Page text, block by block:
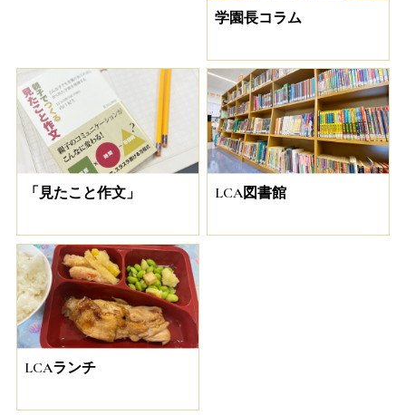
学園長コラム
「見たこと作文」 LCA図書館
LCAランチ